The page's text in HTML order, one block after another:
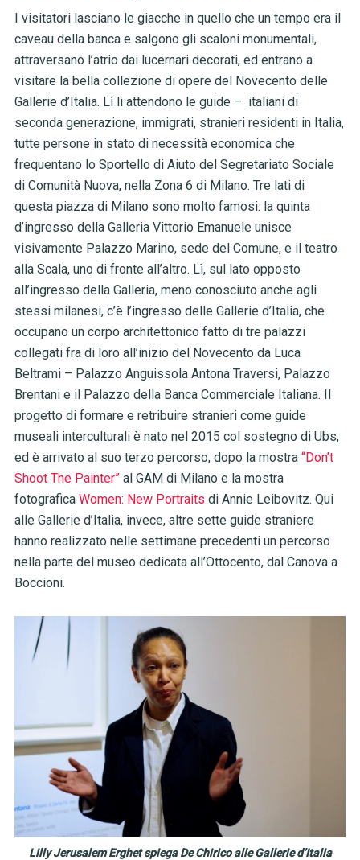
I visitatori lasciano le giacche in quello che un tempo era il
caveau della banca e salgono gli scaloni monumentali,
attraversano l’atrio dai lucernari decorati, ed entrano a
visitare la bella collezione di opere del Novecento delle
Gallerie d’Italia. Lì li attendono le guide – italiani di
seconda generazione, immigrati, stranieri residenti in Italia,
tutte persone in stato di necessità economica che
frequentano lo Sportello di Aiuto del Segretariato Sociale
di Comunità Nuova, nella Zona 6 di Milano. Tre lati di
questa piazza di Milano sono molto famosi: la quinta
d’ingresso della Galleria Vittorio Emanuele unisce
visivamente Palazzo Marino, sede del Comune, e il teatro
alla Scala, uno di fronte all’altro. Lì, sul lato opposto
all’ingresso della Galleria, meno conosciuto anche agli
stessi milanesi, c’è l’ingresso delle Gallerie d’Italia, che
occupano un corpo architettonico fatto di tre palazzi
collegati fra di loro all’inizio del Novecento da Luca
Beltrami – Palazzo Anguissola Antona Traversi, Palazzo
Brentani e il Palazzo della Banca Commerciale Italiana. Il
progetto di formare e retribuire stranieri come guide
museali interculturali è nato nel 2015 col sostegno di Ubs,
ed è arrivato al suo terzo percorso, dopo la mostra “Don’t
Shoot The Painter”al GAM di Milano e la mostra
fotografica Women: New Portraits di Annie Leibovitz. Qui
alle Gallerie d’Italia, invece, altre sette guide straniere
hanno realizzato nelle settimane precedenti un percorso
nella parte del museo dedicata all’Ottocento, dal Canova a
Boccioni.
Lilly Jerusalem Erghet spiega De Chirico alle Gallerie d’Italia